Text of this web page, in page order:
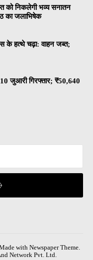
को निकलेगी भव्य सनातन
का जलाभिषेक
के हत्थे चढ़ा: वाहन जब्त;
जुआरी गिरफ्तार; ₹50,640
with Newspaper Theme.
Network Pvt. Ltd.